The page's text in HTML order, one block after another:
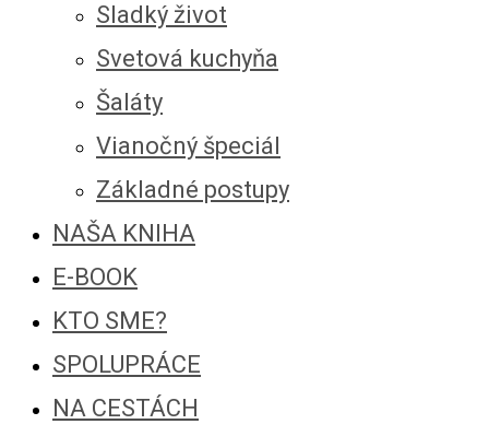
Sladký život
Svetová kuchyňa
Šaláty
Vianočný špeciál
Základné postupy
NAŠA KNIHA
E-BOOK
KTO SME?
SPOLUPRÁCE
NA CESTÁCH